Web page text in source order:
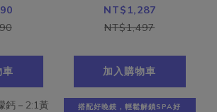
包）
車
酸鈣 含雪印MBP®
3入組（45包）
NT$1,287
NT$1,497
加入購物車
搭配好晚鎂，輕鬆解鎖SPA好